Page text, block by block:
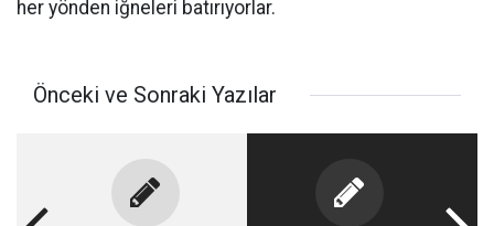
her yönden iğneleri batırıyorlar.
Önceki ve Sonraki Yazılar